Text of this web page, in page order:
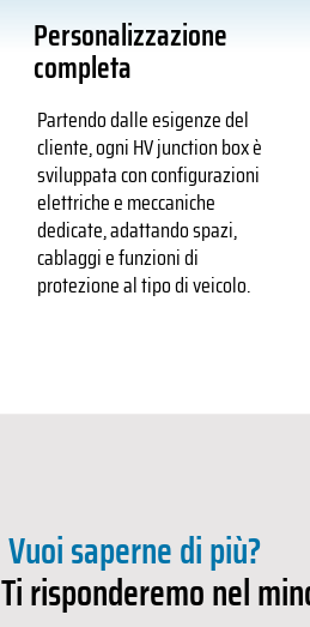
Personalizzazione
completa
Partendo dalle esigenze del
cliente, ogni HV junction box è
sviluppata con configurazioni
elettriche e meccaniche
dedicate, adattando spazi,
cablaggi e funzioni di
protezione al tipo di veicolo.
Vuoi saperne di più?
Ti risponderemo nel